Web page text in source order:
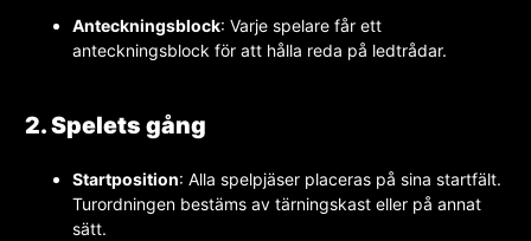
Anteckningsblock: Varje spelare får ett
anteckningsblock för att hålla reda på ledtrådar.
2. Spelets gång
Startposition: Alla spelpjäser placeras på sina startfält.
Turordningen bestäms av tärningskast eller på annat
sätt.